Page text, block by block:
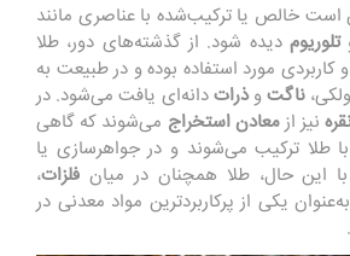
است خالص یا ترکیب‌شده با عناصری مانند
تلوریومدیده شود. از گذشته‌های دور، طلا
و کاربردی مورد استفاده بوده و در طبیعت به
ناگتوذراتدانه‌ای یافت می‌شود. در
نیز ازمعادن استخراج می‌شوند که گاهی
با طلا ترکیب می‌شوند و در جواهرسازی یا
این حال، طلا همچنان در میان فلزات،
یکی از پرکاربردترین مواد معدنی در